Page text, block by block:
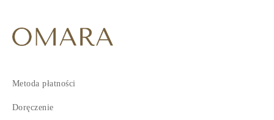
Metoda płatności
Doręczenie